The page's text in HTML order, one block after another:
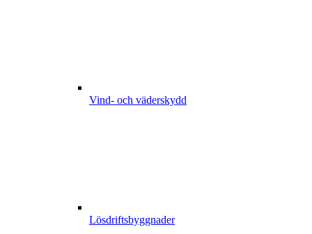
Vind- och väderskydd
Lösdriftsbyggnader